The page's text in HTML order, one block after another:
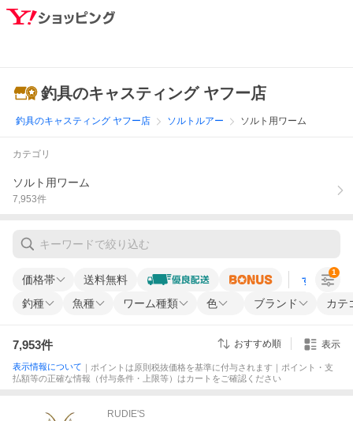
釣具のキャスティング ヤフー店
釣具のキャスティング ヤフー店 ソルトルアー ソルト用ワーム
カテゴリ
ソルト用ワーム
7,953件
価格帯 送料無料 すべての条
釣種 魚種 ワーム種類 色 ブランド カテ
1
7,953件 おすすめ順 表示
表示情報について ｜ポイントは原則税抜価格を基準に付与されます｜ポイント・支
払額等の正確な情報（付与条件・上限等）はカートをご確認ください
RUDIE'S